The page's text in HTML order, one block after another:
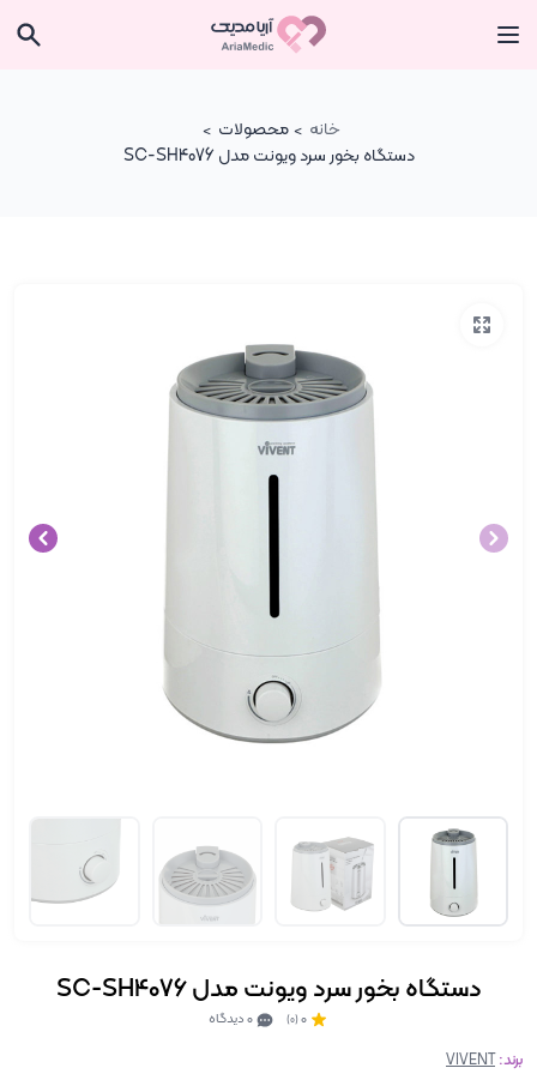
خانه
محصولات
دستگاه بخور سرد ویونت مدل SC-SH4076
دستگاه بخور سرد ویونت مدل SC-SH4076
0
(0)
برند: VIVENT